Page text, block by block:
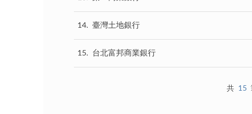
14 臺灣土地銀行
15 台北富邦商業銀行
共 15